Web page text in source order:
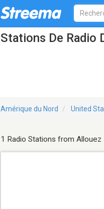
Stations De Radio
Amérique du Nord United
1 Radio Stations from Allouez